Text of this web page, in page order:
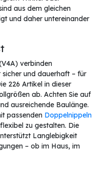
aus dem gleichen
und daher untereinander
verbinden
und dauerhaft – für
226 Artikel in dieser
ab. Achten Sie auf
ausreichende Baulänge.
passenden Doppelnippeln
zu gestalten. Die
Langlebigkeit
– ob im Haus, im